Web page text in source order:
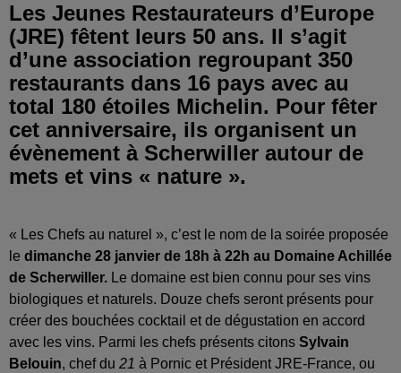
Les Jeunes Restaurateurs d’Europe
(JRE) fêtent leurs 50 ans. Il s’agit
d’une association regroupant 350
restaurants dans 16 pays avec au
total 180 étoiles Michelin. Pour fêter
cet anniversaire, ils organisent un
évènement à Scherwiller autour de
mets et vins « nature ».
« Les Chefs au naturel », c’est le nom de la soirée proposée
le dimanche 28 janvier de 18h à 22h au Domaine Achillée
de Scherwiller. Le domaine est bien connu pour ses vins
biologiques et naturels. Douze chefs seront présents pour
créer des bouchées cocktail et de dégustation en accord
avec les vins. Parmi les chefs présents citons Sylvain
Belouin, chef du 21 à Pornic et Président JRE-France, ou